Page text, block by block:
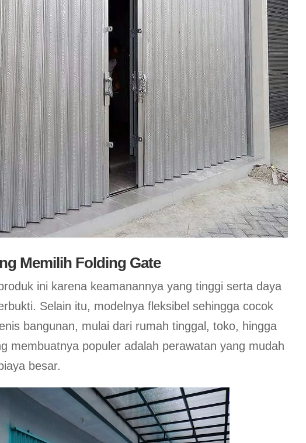
Memilih Folding Gate
ini karena keamanannya yang tinggi serta daya
Selain itu, modelnya fleksibel sehingga cocok
bangunan, mulai dari rumah tinggal, toko, hingga
membuatnya populer adalah perawatan yang mudah
besar.